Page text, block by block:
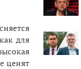
для
ценят